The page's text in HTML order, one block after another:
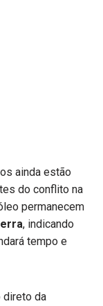
ainda estão
do conflito na
permanecem
, indicando
tempo e
direto da